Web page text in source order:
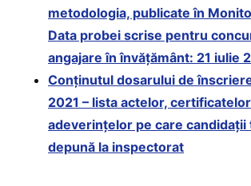
metodologia, publicate în
Data probei scrise pentru
angajare în învățământ: 21 iulie
Conținutul dosarului de
2021 – lista actelor,
adeverințelor pe care candidații
depună la inspectorat